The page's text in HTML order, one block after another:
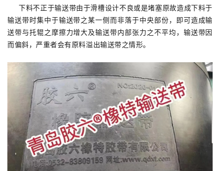
下料不正于输送带由于滑槽设计不良或是堵塞原故造成下料于
输送带时集中于输送带之某一侧而非落于中央部份，即可造成输
送带与托辊之摩擦力增大及输送带内部张力之不平均，输送带因
而偏斜，严重者会有原料溢出输送带之情形。